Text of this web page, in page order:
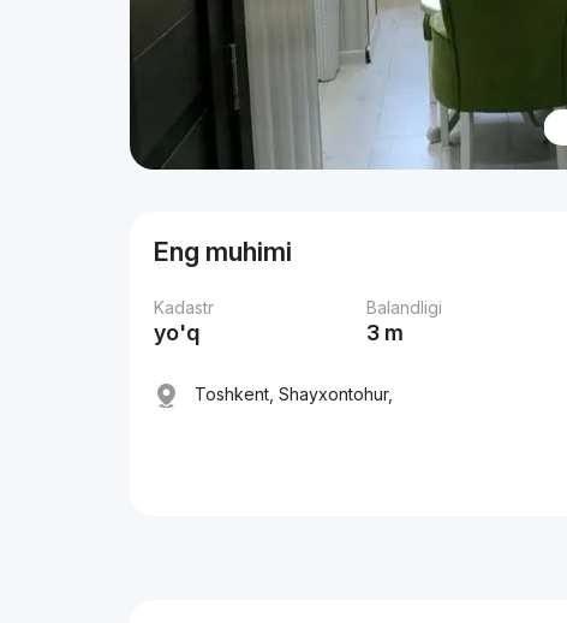
Eng muhimi
Kadastr
yo'q
Balandligi
3 m
Toshkent, Shayxontohur,